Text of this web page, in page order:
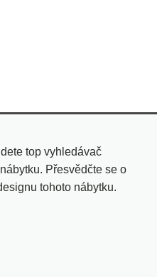
top vyhledávač
Přesvědčte se o
tohoto nábytku.